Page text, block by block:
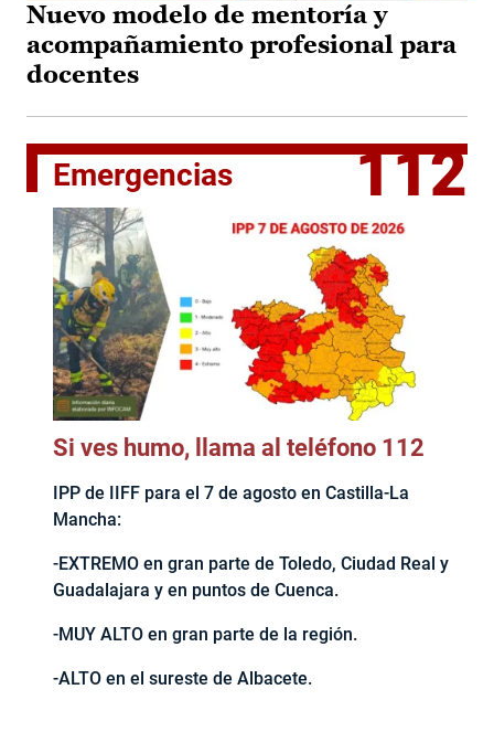
Nuevo modelo de mentoría y
acompañamiento profesional para
docentes
Emergencias 112
Si ves humo, llama al teléfono 112
IPP de IIFF para el 7 de agosto en Castilla-La
Mancha:
-EXTREMO en gran parte de Toledo, Ciudad Real y
Guadalajara y en puntos de Cuenca.
-MUY ALTO en gran parte de la región.
-ALTO en el sureste de Albacete.